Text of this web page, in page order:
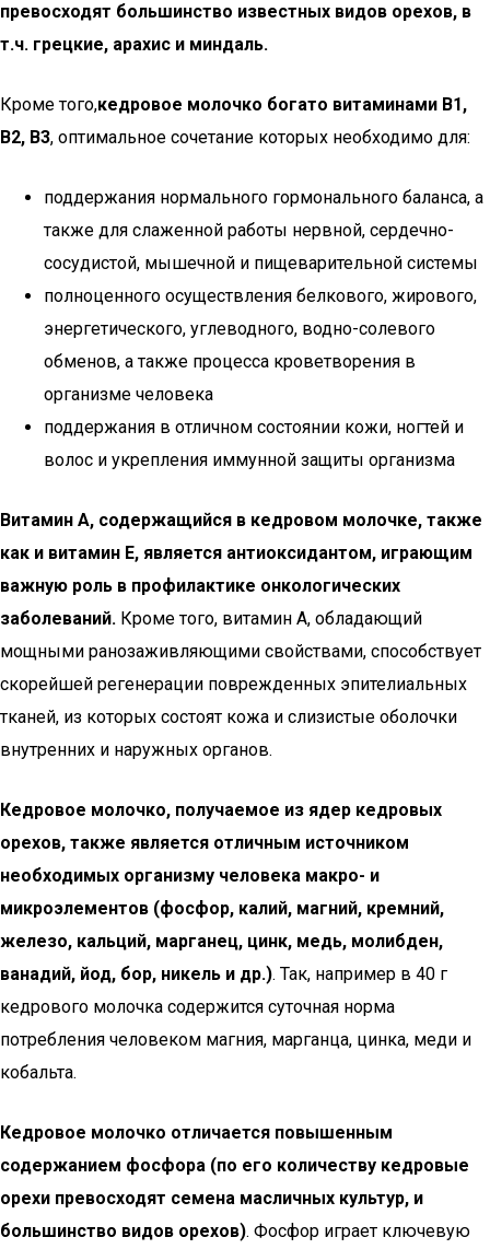
превосходят большинство известных видов орехов, в
т.ч. грецкие, арахис и миндаль.
Кроме того,кедровое молочко богато витаминами B1,
B2, B3, оптимальное сочетание которых необходимо для:
поддержания нормального гормонального баланса, а
также для слаженной работы нервной, сердечно-
сосудистой, мышечной и пищеварительной системы
полноценного осуществления белкового, жирового,
энергетического, углеводного, водно-солевого
обменов, а также процесса кроветворения в
организме человека
поддержания в отличном состоянии кожи, ногтей и
волос и укрепления иммунной защиты организма
Витамин А, содержащийся в кедровом молочке, также
как и витамин Е, является антиоксидантом, играющим
важную роль в профилактике онкологических
заболеваний. Кроме того, витамин А, обладающий
мощными ранозаживляющими свойствами, способствует
скорейшей регенерации поврежденных эпителиальных
тканей, из которых состоят кожа и слизистые оболочки
внутренних и наружных органов.
Кедровое молочко, получаемое из ядер кедровых
орехов, также является отличным источником
необходимых организму человека макро- и
микроэлементов (фосфор, калий, магний, кремний,
железо, кальций, марганец, цинк, медь, молибден,
ванадий, йод, бор, никель и др.). Так, например в 40 г
кедрового молочка содержится суточная норма
потребления человеком магния, марганца, цинка, меди и
кобальта.
Кедровое молочко отличается повышенным
содержанием фосфора (по его количеству кедровые
орехи превосходят семена масличных культур, и
большинство видов орехов). Фосфор играет ключевую